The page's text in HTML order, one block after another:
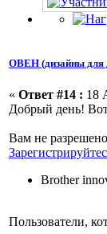
ОВЕН (дизайны для
« Ответ #14 : 18
Добрый день!
Вам не
Brother
Пользователи,